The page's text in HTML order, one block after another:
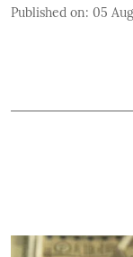
Published on: 05